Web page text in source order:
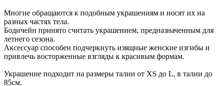
Многие обращаются к подобным украшениям и носят их на
разных частях тела.
Бодичейн принято считать украшением, предназначенным для
летнего сезона.
Аксессуар способен подчеркнуть изящные женские изгибы и
привлечь восторженные взгляды к красивым формам.
Украшение подходит на размеры талии от XS до L, в талии до
85см.